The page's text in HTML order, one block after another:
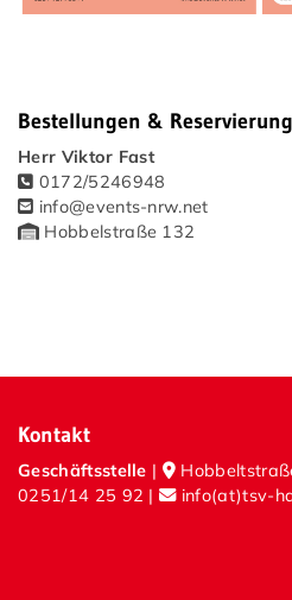
Bestellungen & Reservierung
Herr Viktor Fast
0172/5246948
info@events-nrw.net
Hobbelstraße 132
Kontakt
Geschäftsstelle |
0251/14 25 92 | info(at)tsv-